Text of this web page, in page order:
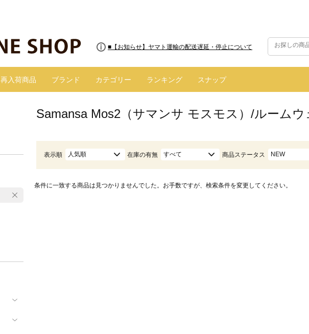
■8/13(木)AM2:00～サイトメンテナンス実施のお知らせ
■【お知らせ】ヤマト運輸の配送遅延・停止について
再入荷商品 ブランド カテゴリー ランキング スナップ
Samansa Mos2（サマンサ モスモス）/ルームウ
表示順 人気順 在庫の有無 すべて 商品ステータス NEW
条件に一致する商品は見つかりませんでした。お手数ですが、検索条件を変更してください。